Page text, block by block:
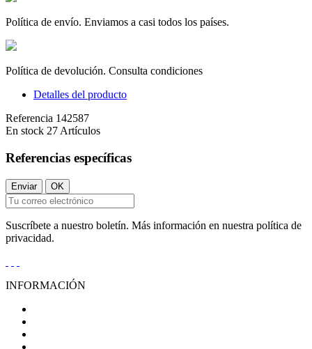
Política de envío. Enviamos a casi todos los países.
Política de devolución. Consulta condiciones
Detalles del producto
Referencia 142587
En stock 27 Artículos
Referencias específicas
Suscríbete a nuestro boletín. Más información en nuestra política de
privacidad.
INFORMACIÓN